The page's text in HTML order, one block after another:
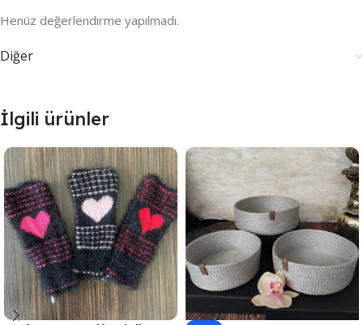
Henüz değerlendirme yapılmadı.
Diğer
İlgili ürünler